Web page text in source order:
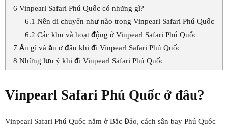
6 Vinpearl Safari Phú Quốc có những gì?
6.1 Nên di chuyển như nào trong Vinpearl Safari Phú Quốc
6.2 Các khu và hoạt động ở Vinpearl Safari Phú Quốc
7 Ăn gì và ăn ở đâu khi đi Vinpearl Safari Phú Quốc
8 Những lưu ý khi đi Vinpearl Safari Phú Quốc
Vinpearl Safari Phú Quốc ở đâu?
Vinpearl Safari Phú Quốc nằm ở Bắc Đảo, cách sân bay Phú Quốc